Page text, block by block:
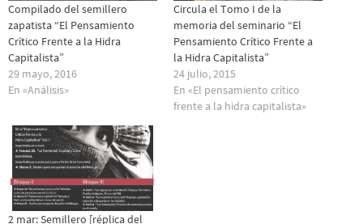
Compilado del semillero
zapatista “El Pensamiento
Crítico Frente a la Hidra
Capitalista”
29 mayo, 2016
En «Análisis»
Circula el Tomo I de la
memoria del seminario “El
Pensamiento Crítico Frente a
la Hidra Capitalista”
24 julio, 2015
En «El pensamiento crítico
frente a la hidra capitalista»
2 mar: Semillero [réplica del